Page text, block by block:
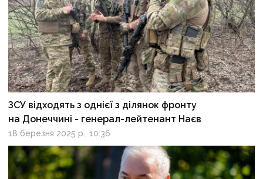
ЗСУ відходять з однієї з ділянок фронту
на Донеччині - генерал-лейтенант Наєв
18 березня 2025 р., 10:36